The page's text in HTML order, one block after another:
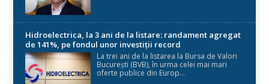
Hidroelectrica, la 3 ani de la listare: randament agregat
de 141%, pe fondul unor investiții record
La trei ani de la listarea la Bursa de Valori
București (BVB), în urma celei mai mari
oferte publice din Europ...